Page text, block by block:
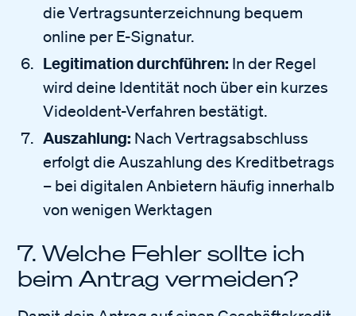
die Vertragsunterzeichnung bequem
online per E-Signatur.
Legitimation durchführen: In der Regel
wird deine Identität noch über ein kurzes
VideoIdent-Verfahren bestätigt.
Auszahlung: Nach Vertragsabschluss
erfolgt die Auszahlung des Kreditbetrags
– bei digitalen Anbietern häufig innerhalb
von wenigen Werktagen
7. Welche Fehler sollte ich
beim Antrag vermeiden?